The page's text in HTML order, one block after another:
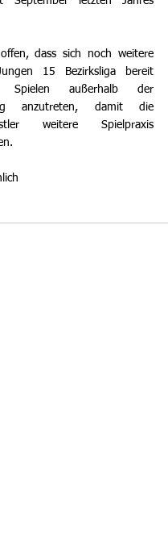
dass sich noch weitere
15 Bezirksliga bereit
Spielen außerhalb der
anzutreten, damit die
weitere Spielpraxis